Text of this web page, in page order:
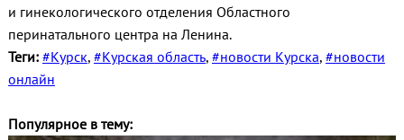
и гинекологического отделения Областного
перинатального центра на Ленина.
Теги: #Курск, #Курская область, #новости Курска, #новости
онлайн
Популярное в тему: